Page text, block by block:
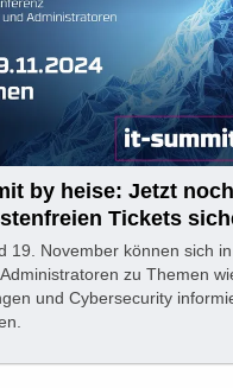
by heise: Jetzt
Tickets
19. November können sich
zu Themen
und Cybersecurity